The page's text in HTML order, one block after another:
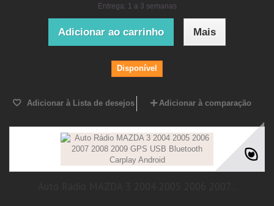
Entrega: 1 a 3 semanas
Adicionar ao carrinho Mais
Disponível
Adicionar à Lista de desejos Adicionar à comparação